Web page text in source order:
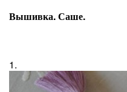
Вышивка. Саше.
1.